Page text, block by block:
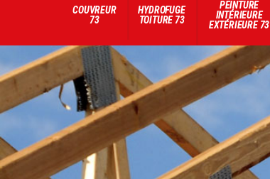
COUVREUR
73
HYDROFUGE
TOITURE 73
PEINTURE
INTÉRIEURE
EXTÉRIEURE 73